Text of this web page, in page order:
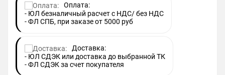
Оплата:
- ЮЛ безналичный расчет с НДС/ без НДС
- ФЛ СПБ, при заказе от 5000 руб
Доставка:
- ЮЛ СДЭК или доставка до выбранной ТК
- ФЛ СДЭК за счет покупателя